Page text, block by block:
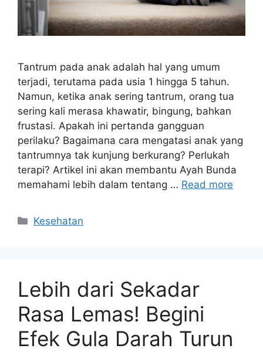
Tantrum pada anak adalah hal yang umum
terjadi, terutama pada usia 1 hingga 5 tahun.
Namun, ketika anak sering tantrum, orang tua
sering kali merasa khawatir, bingung, bahkan
frustasi. Apakah ini pertanda gangguan
perilaku? Bagaimana cara mengatasi anak yang
tantrumnya tak kunjung berkurang? Perlukah
terapi? Artikel ini akan membantu Ayah Bunda
memahami lebih dalam tentang … Read more
Categories
Kesehatan
Lebih dari Sekadar
Rasa Lemas! Begini
Efek Gula Darah Turun